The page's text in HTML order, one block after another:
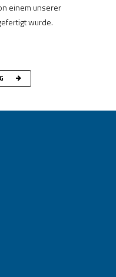
einem unserer
wurde.